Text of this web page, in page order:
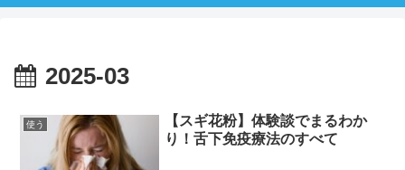
2025-03
使う
【スギ花粉】体験談でまるわか
り！舌下免疫療法のすべて